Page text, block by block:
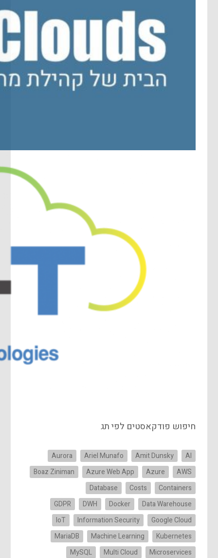
חיפוש פודקאסטים לפי תג
AI
Amit Dunsky
Ariel Munafo
Aurora
AWS
Azure
Azure Web App
Boaz Ziniman
Containers
Costs
Database
Data Warehouse
Docker
DWH
GDPR
Google Cloud
Information Security
IoT
Kubernetes
Machine Learning
MariaDB
Microservices
Multi Cloud
MySQL